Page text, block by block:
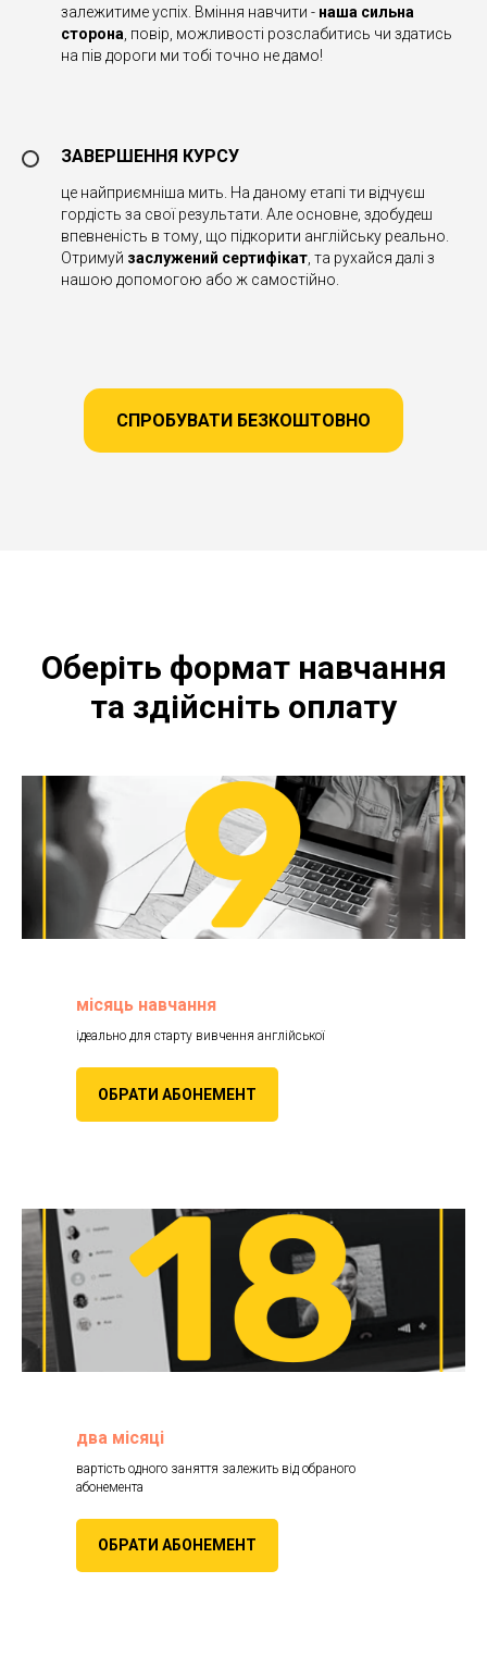
залежитиме успіх. Вміння навчити - наша сильна
сторона , повір, можливості розслабитись чи здатись
на пів дороги ми тобі точно не дамо!
ЗАВЕРШЕННЯ КУРСУ
це найприємніша мить. На даному етапі ти відчуєш
гордість за свої результати. Але основне, здобудеш
впевненість в тому, що підкорити англійську реально.
Отримуй заслужений сертифікат , та рухайся далі з
нашою допомогою або ж самостійно.
СПРОБУВАТИ БЕЗКОШТОВНО
Оберіть формат навчання
та здійсніть оплату
місяць навчання
ідеально для старту вивчення англійської
ОБРАТИ АБОНЕМЕНТ
два місяці
вартість одного заняття залежить від обраного
абонемента
ОБРАТИ АБОНЕМЕНТ